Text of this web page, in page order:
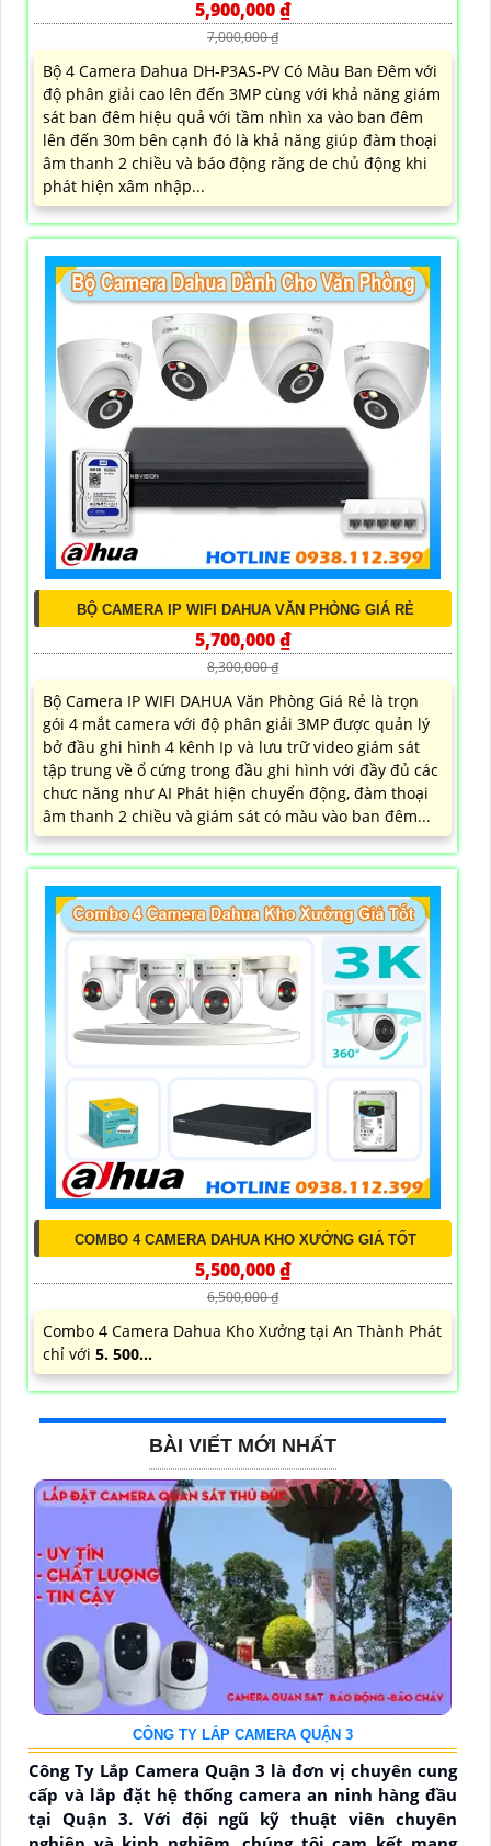
5,900,000 ₫
7,000,000 ₫
Bộ 4 Camera Dahua DH-P3AS-PV Có Màu Ban Đêm với
độ phân giải cao lên đến 3MP cùng với khả năng giám
sát ban đêm hiệu quả với tầm nhìn xa vào ban đêm
lên đến 30m bên cạnh đó là khả năng giúp đàm thoại
âm thanh 2 chiều và báo động răng de chủ động khi
phát hiện xâm nhập...
BỘ CAMERA IP WIFI DAHUA VĂN PHÒNG GIÁ RẺ
5,700,000 ₫
8,300,000 ₫
Bộ Camera IP WIFI DAHUA Văn Phòng Giá Rẻ là trọn
gói 4 mắt camera với độ phân giải 3MP được quản lý
bở đầu ghi hình 4 kênh Ip và lưu trữ video giám sát
tập trung về ổ cứng trong đầu ghi hình với đầy đủ các
chưc năng như AI Phát hiện chuyển động, đàm thoại
âm thanh 2 chiều và giám sát có màu vào ban đêm...
COMBO 4 CAMERA DAHUA KHO XƯỞNG GIÁ TỐT
5,500,000 ₫
6,500,000 ₫
Combo 4 Camera Dahua Kho Xưởng tại An Thành Phát
chỉ với 5. 500...
BÀI VIẾT MỚI NHẤT
CÔNG TY LẮP CAMERA QUẬN 3
Công Ty Lắp Camera Quận 3 là đơn vị chuyên cung
cấp và lắp đặt hệ thống camera an ninh hàng đầu
tại Quận 3. Với đội ngũ kỹ thuật viên chuyên